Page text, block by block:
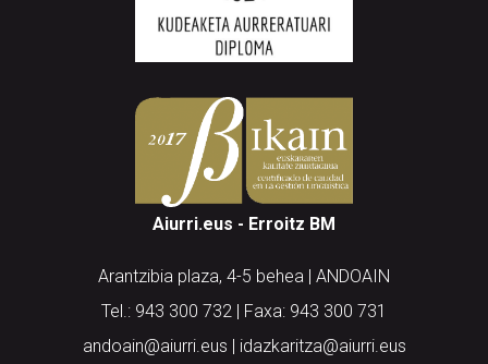
Aiurri.eus - Erroitz BM
Arantzibia plaza, 4-5 behea | ANDOAIN
Tel.: 943 300 732 | Faxa: 943 300 731
andoain@aiurri.eus | idazkaritza@aiurri.eus